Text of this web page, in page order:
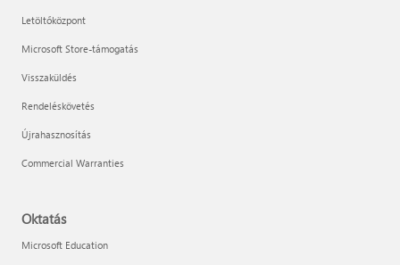
Letöltőközpont
Microsoft Store-támogatás
Visszaküldés
Rendeléskövetés
Újrahasznosítás
Commercial Warranties
Oktatás
Microsoft Education